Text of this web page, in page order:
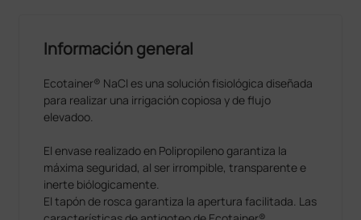
Información general
Ecotainer® NaCl es una solución fisiológica diseñada
para realizar una irrigación copiosa y de flujo
elevadoo.
El envase realizado en Polipropileno garantiza la
máxima seguridad, al ser irrompible, transparente e
inerte biólogicamente.
El tapón de rosca garantiza la apertura facilitada. Las